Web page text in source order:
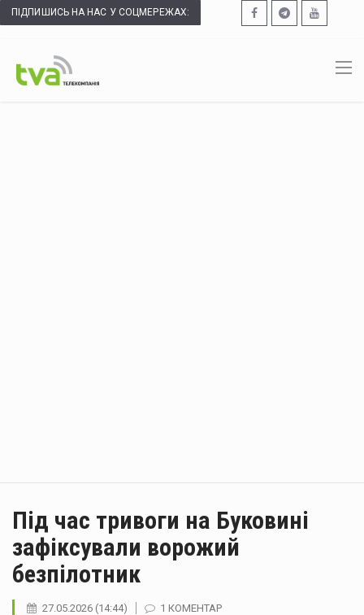
ПІДПИШИСЬ НА НАС У СОЦМЕРЕЖАХ:
Під час тривоги на Буковині
зафіксували ворожий
безпілотник
27.05.2026 (14:44) 1 КОМЕНТАР